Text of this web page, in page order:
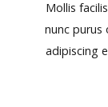
Mollis
nunc
adipiscing